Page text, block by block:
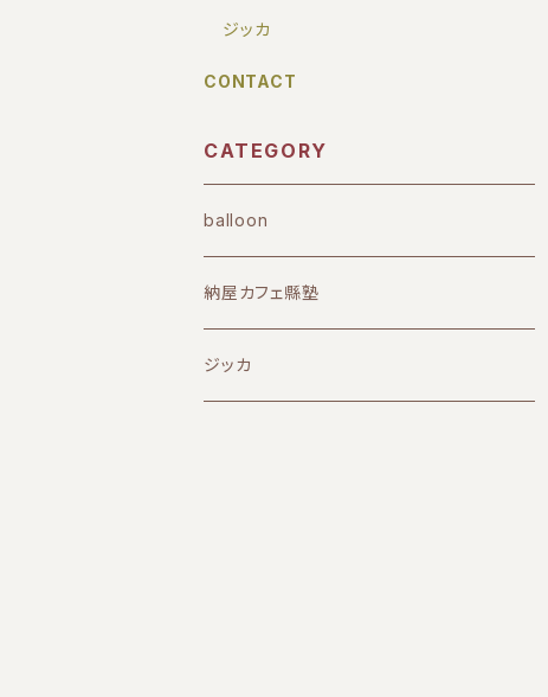
ジッカ
CONTACT
CATEGORY
balloon
納屋カフェ縣塾
ジッカ